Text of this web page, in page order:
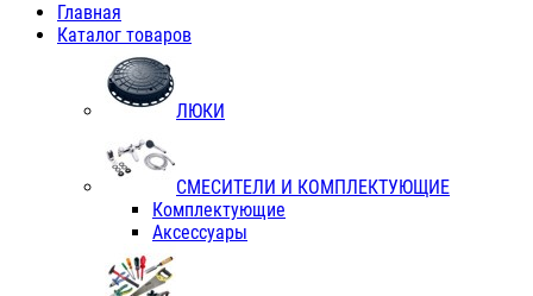
Главная
Каталог товаров
ЛЮКИ
СМЕСИТЕЛИ И КОМПЛЕКТУЮЩИЕ
Комплектующие
Аксессуары